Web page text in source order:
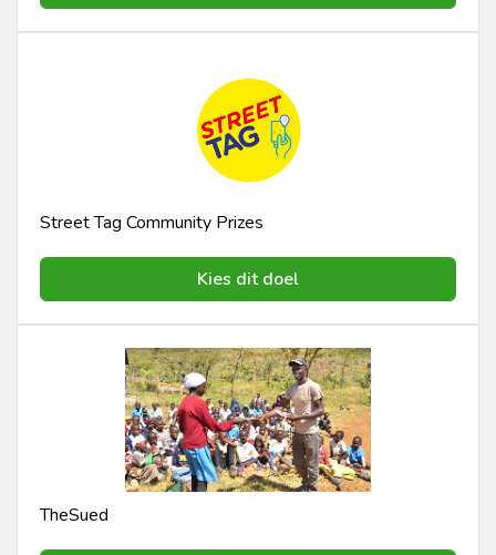
Street Tag Community Prizes
Kies dit doel
TheSued